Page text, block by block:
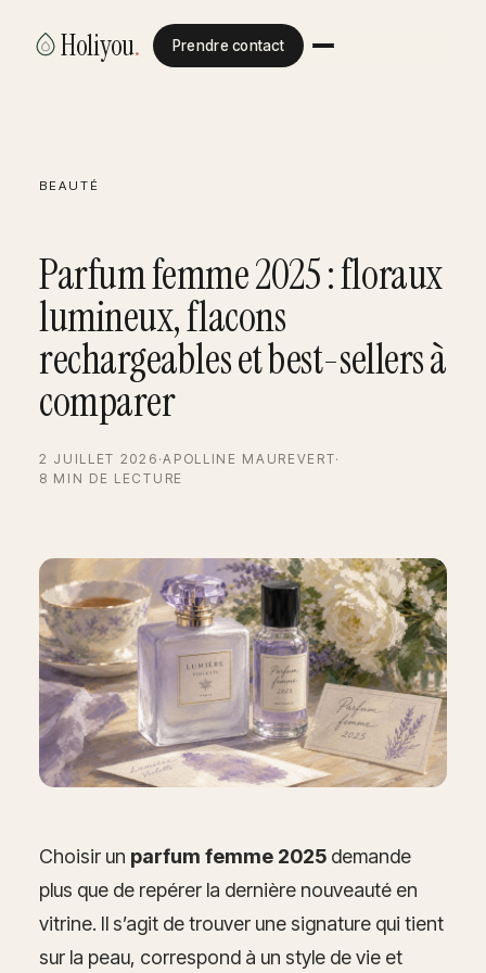
Holiyou. Prendre contact
BEAUTÉ
Parfum femme 2025 : floraux
lumineux, flacons
rechargeables et best-sellers à
comparer
2 JUILLET 2026 ·APOLLINE MAUREVERT·
8 MIN DE LECTURE
Choisir un parfum femme 2025 demande
plus que de repérer la dernière nouveauté en
vitrine. Il s’agit de trouver une signature qui tient
sur la peau, correspond à un style de vie et